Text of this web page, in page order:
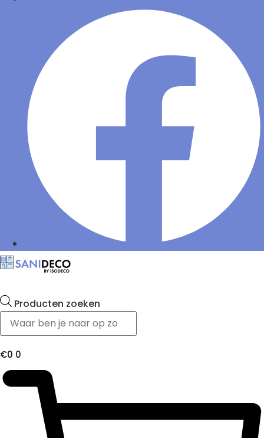
Producten zoeken
€0 0